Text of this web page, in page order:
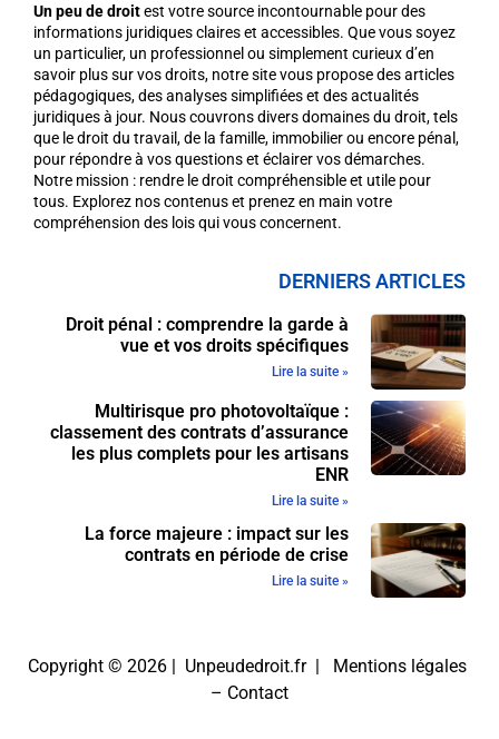
Un peu de droitest votre source incontournable pour des
informations juridiques claires et accessibles. Que vous soyez
un particulier, un professionnel ou simplement curieux d’en
savoir plus sur vos droits, notre site vous propose des articles
pédagogiques, des analyses simplifiées et des actualités
juridiques à jour. Nous couvrons divers domaines du droit, tels
que le droit du travail, de la famille, immobilier ou encore pénal,
pour répondre à vos questions et éclairer vos démarches.
Notre mission : rendre le droit compréhensible et utile pour
tous. Explorez nos contenus et prenez en main votre
compréhension des lois qui vous concernent.
DERNIERS ARTICLES
Droit pénal : comprendre la garde à
vue et vos droits spécifiques
Lire la suite »
Multirisque pro photovoltaïque :
classement des contrats d’assurance
les plus complets pour les artisans
ENR
Lire la suite »
La force majeure : impact sur les
contrats en période de crise
Lire la suite »
Copyright © 2026 | Unpeudedroit.fr |
Mentions légales
– Contact